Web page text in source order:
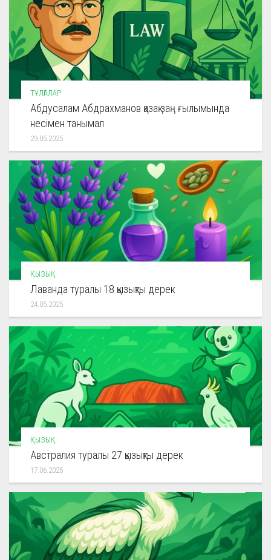
ТҰЛҒАЛАР
Абдусалам Абдрахманов қазақ заң ғылымында
несімен танымал
29.05.2025
ҚЫЗЫҚ
Лаванда туралы 18 қызықты дерек
24.05.2025
ҚЫЗЫҚ
Австралия туралы 27 қызықты дерек
17.06.2025